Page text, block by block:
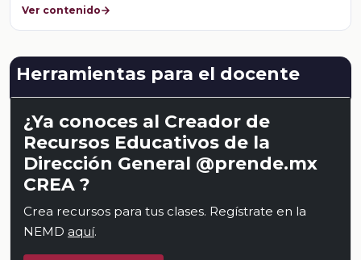
Ver contenido
Herramientas para el docente
¿Ya conoces al Creador de
Recursos Educativos de la
Dirección General @prende.mx
CREA ?
Crea recursos para tus clases. Regístrate en la
NEMD aquí.